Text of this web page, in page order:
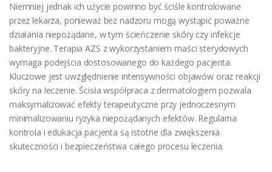
Niemniej jednak ich użycie powinno być ściśle kontrolowane
przez lekarza, ponieważ bez nadzoru mogą wystąpić poważne
działania niepożądane, w tym ścieńczenie skóry czy infekcje
bakteryjne. Terapia AZS z wykorzystaniem maści sterydowych
wymaga podejścia dostosowanego do każdego pacjenta.
Kluczowe jest uwzględnienie intensywności objawów oraz reakcji
skóry na leczenie. Ścisła współpraca z dermatologiem pozwala
maksymalizować efekty terapeutyczne przy jednoczesnym
minimalizowaniu ryzyka niepożądanych efektów. Regularna
kontrola i edukacja pacjenta są istotne dla zwiększenia
skuteczności i bezpieczeństwa całego procesu leczenia.